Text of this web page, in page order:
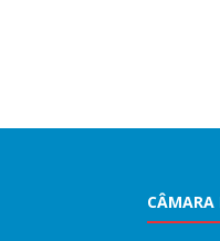
CÂMARA